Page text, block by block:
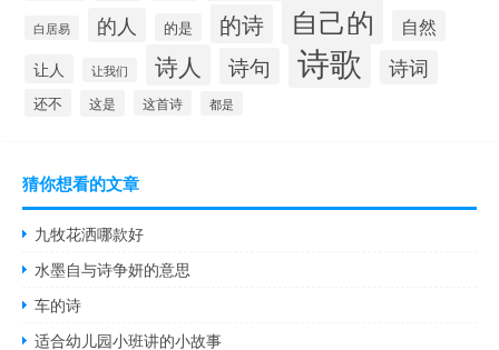
白居易 的人 的是 的诗 自己的 自然
让人 让我们 诗人 诗句 诗歌 诗词
还不 这是 这首诗 都是
猜你想看的文章
九牧花洒哪款好
水墨自与诗争妍的意思
车的诗
适合幼儿园小班讲的小故事